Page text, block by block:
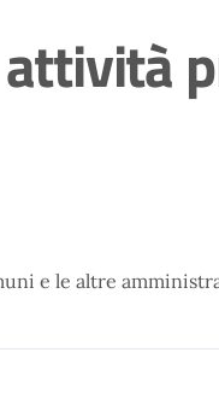
e le altre